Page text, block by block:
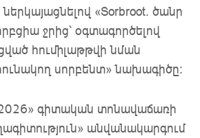
«Sorbroot․ ծանր
ջրից՝ օգտագործելով
հումիլաթթվի նման
սորբենտ» նախագիծը։
2026» գիտական տոնավաճառի
անվանակարգում